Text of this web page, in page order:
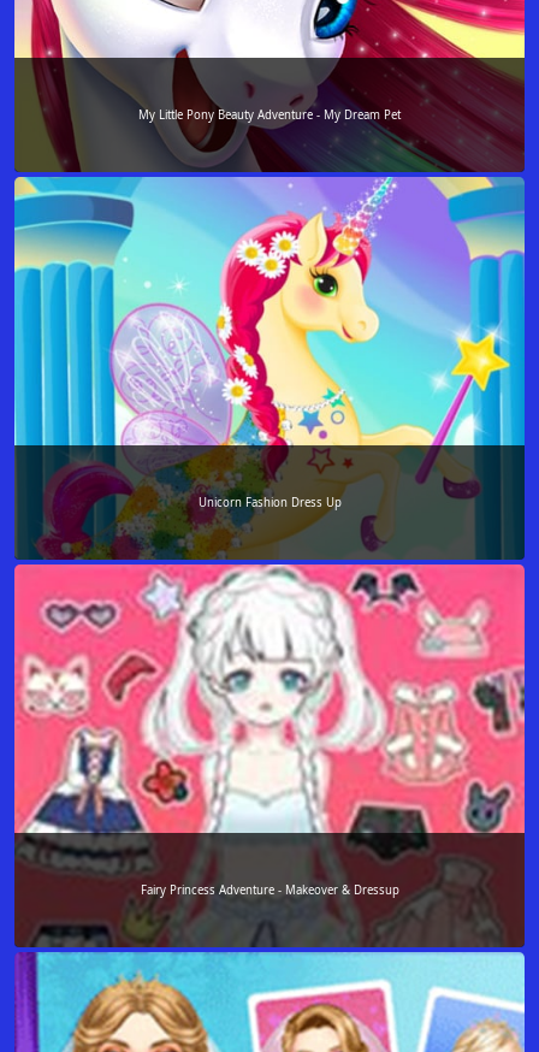
My Little Pony Beauty Adventure - My Dream Pet
Unicorn Fashion Dress Up
Fairy Princess Adventure - Makeover & Dressup